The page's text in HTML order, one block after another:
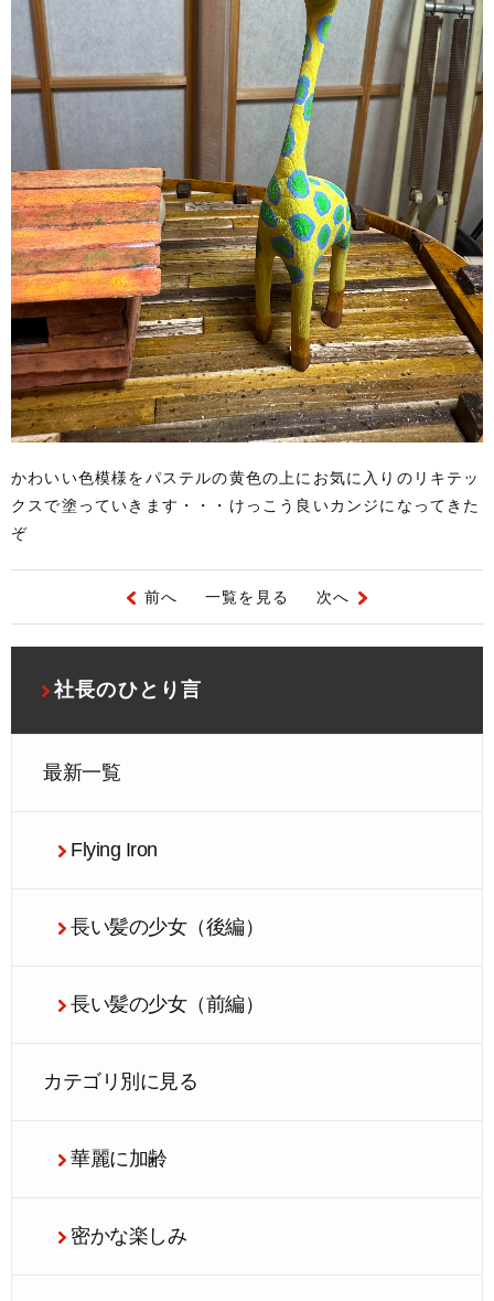
かわいい色模様をパステルの黄色の上にお気に入りのリキテッ
クスで塗っていきます・・・けっこう良いカンジになってきた
ぞ
前へ 一覧を見る 次へ
社長のひとり言
最新一覧
Flying Iron
長い髪の少女（後編）
長い髪の少女（前編）
カテゴリ別に見る
華麗に加齢
密かな楽しみ